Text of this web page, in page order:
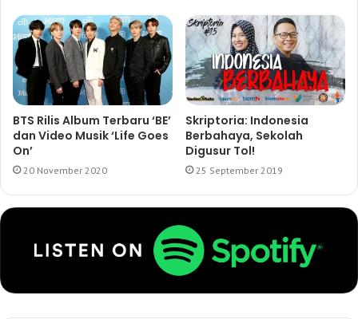
BTS Rilis Album Terbaru ‘BE’
dan Video Musik ‘Life Goes
On’
20 November 2020
Skriptoria: Indonesia
Berbahaya, Sekolah
Digusur Tol!
25 September 2019